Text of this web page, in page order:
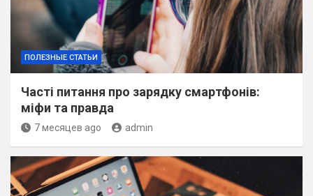
ПОЛЕЗНЫЕ СТАТЬИ
Часті питання про зарядку смартфонів:
міфи та правда
7 месяцев ago admin